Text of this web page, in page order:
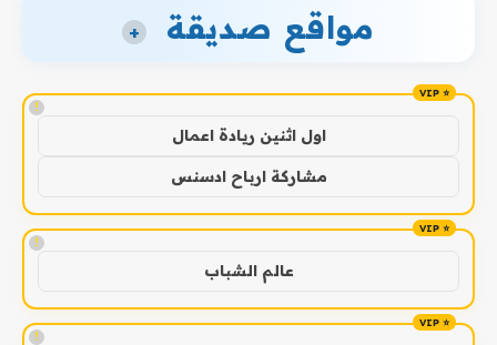
مواقع صديقة +
!
اول اثنين ريادة اعمال
مشاركة ارباح ادسنس
!
عالم الشباب
!